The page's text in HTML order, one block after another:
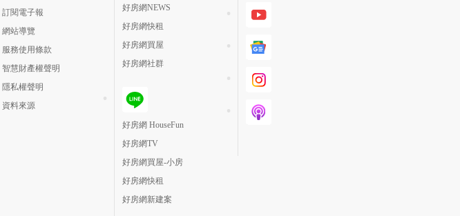
訂閱電子報
網站導覽
服務使用條款
智慧財產權聲明
隱私權聲明
資料來源
好房網NEWS
好房網快租
好房網買屋
好房網社群
好房網 HouseFun
好房網TV
好房網買屋-小房
好房網快租
好房網新建案